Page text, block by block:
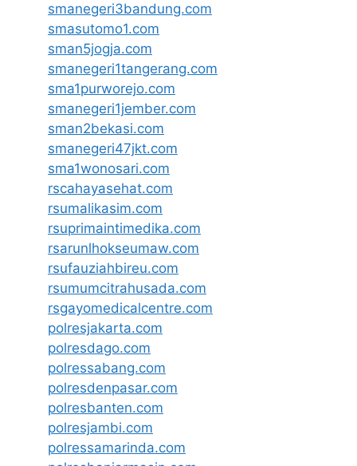
smanegeri3bandung.com
smasutomo1.com
sman5jogja.com
smanegeri1tangerang.com
sma1purworejo.com
smanegeri1jember.com
sman2bekasi.com
smanegeri47jkt.com
sma1wonosari.com
rscahayasehat.com
rsumalikasim.com
rsuprimaintimedika.com
rsarunlhokseumaw.com
rsufauziahbireu.com
rsumumcitrahusada.com
rsgayomedicalcentre.com
polresjakarta.com
polresdago.com
polressabang.com
polresdenpasar.com
polresbanten.com
polresjambi.com
polressamarinda.com